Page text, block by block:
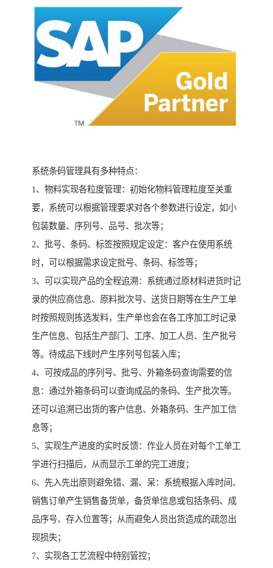
系统条码管理具有多种特点：
1、物料实现各粒度管理：初始化物料管理粒度至关重
要，系统可以根据管理要求对各个参数进行设定，如小
包装数量、序列号、品号、批次等；
2、批号、条码、标签按照规定设定：客户在使用系统
时，可以根据需求设定批号、条码、标签等；
3、可以实现产品的全程追溯：系统通过原材料进货时记
录的供应商信息、原料批次号、送货日期等在生产工单
时按照规则拣选发料，生产单也会在各工序加工时记录
生产信息、包括生产部门、工序、加工人员、生产批号
等。待成品下线时产生序列号包装入库；
4、可按成品的序列号、批号、外箱条码查询需要的信
息：通过外箱条码可以查询成品的条码、生产批次等。
还可以追溯已出货的客户信息、外箱条码、生产加工信
息等；
5、实现生产进度的实时反馈：作业人员在对每个工单工
学进行扫描后，从而显示工单的完工进度；
6、先入先出原则避免错、漏、呆：系统根据入库时间、
销售订单产生销售备货单，备货单信息或包括条码、成
品序号、存入位置等；从而避免人员出货造成的疏忽出
现损失；
7、实现各工艺流程中特别管控；